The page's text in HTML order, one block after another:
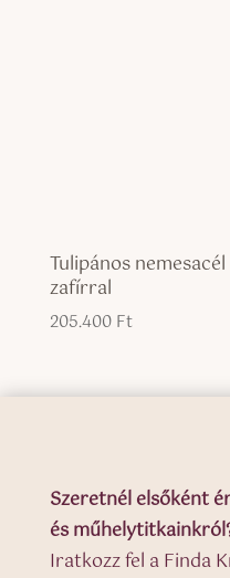
Tulipános
zafírral
205.400 Ft
Szeretnél elsőként
és
Iratkozz fel a Finda